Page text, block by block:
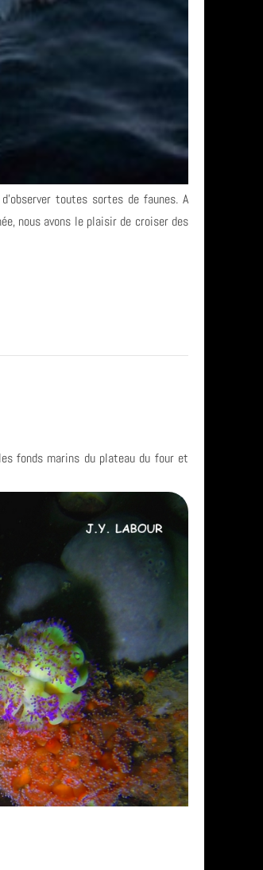
toutes sortes de faunes. A
nous avons le plaisir de croiser des
fonds marins du plateau du four et